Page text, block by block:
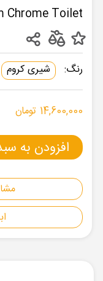
Chrome Toilet
رنگ: شیری کروم
14,600,000 تومان
افزودن به